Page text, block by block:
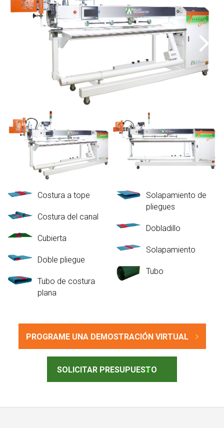
PROGRAME UNA DEMOSTRACIÓN VIRTUAL
SOLICITAR PRESUPUESTO
Costura a tope
Costura del canal
Cubierta
Doble pliegue
Tubo de costura
plana
Solapamiento de
pliegues
Dobladillo
Solapamiento
Tubo